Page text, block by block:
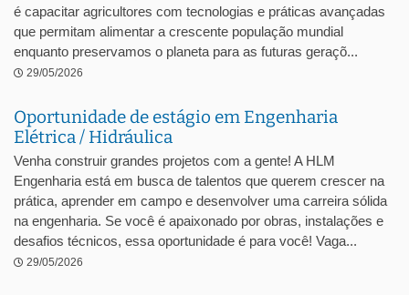
é capacitar agricultores com tecnologias e práticas avançadas
que permitam alimentar a crescente população mundial
enquanto preservamos o planeta para as futuras geraçõ...
29/05/2026
Oportunidade de estágio em Engenharia
Elétrica / Hidráulica
Venha construir grandes projetos com a gente! A HLM
Engenharia está em busca de talentos que querem crescer na
prática, aprender em campo e desenvolver uma carreira sólida
na engenharia. Se você é apaixonado por obras, instalações e
desafios técnicos, essa oportunidade é para você! Vaga...
29/05/2026